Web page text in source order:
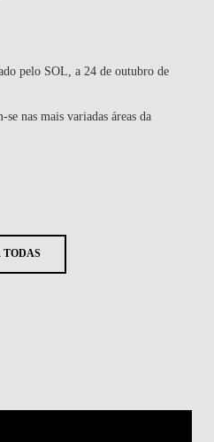
pelo SOL, a 24 de outubro de
se nas mais variadas áreas da
TODAS